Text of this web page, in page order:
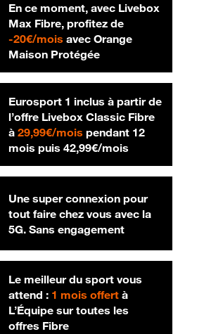
En ce moment, avec Livebox
Max Fibre, profitez de
-20€/mois20 € par mois
avec Orange
Maison Protégée
Eurosport 1 inclus à partir de
l’offre Livebox Classic Fibre
à 29,99€/mois29,99 € par mois
pendant 12
mois puis 42,99€/mois42,99 € par
Une super connexion pour
tout faire chez vous avec la
5G. Sans engagement
Le meilleur du sport vous
attend : 1 mois offertà
L’Équipe sur toutes les
offres Fibre